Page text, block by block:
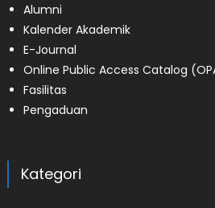
Alumni
Kalender Akademik
E-Journal
Online Public Access Catalog
Fasilitas
Pengaduan
Kategori